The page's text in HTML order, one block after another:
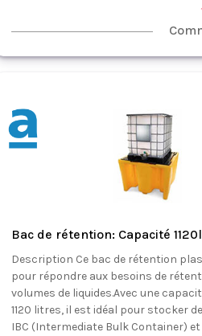
Bac de rétention: Capacité 1120l
Description Ce bac de rétention
pour répondre aux besoins de
volumes de liquides.Avec une
1120 litres, il est idéal pour stocker
IBC (Intermediate Bulk Container)